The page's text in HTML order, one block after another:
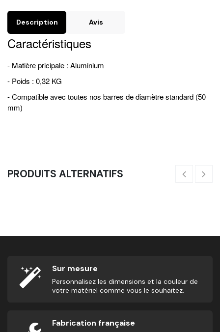
Description Avis
Caractéristiques
- Matière pricipale : Aluminium
- Poids : 0,32 KG
- Compatible avec toutes nos barres de diamètre standard (50
mm)
PRODUITS ALTERNATIFS
Sur mesure
Personnalisez les dimensions et la couleur de
votre matériel comme vous le souhaitez.
Fabrication française